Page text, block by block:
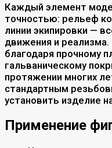
Каждый элемент
точностью: рельеф
линии экипировки —
движения и реализма.
благодаря прочному
гальваническому
протяжении многих
стандартным
установить изделие
Применение